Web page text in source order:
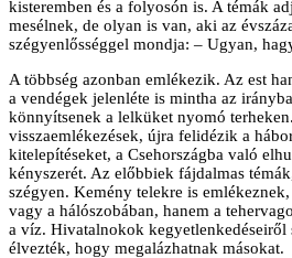
kisteremben és a folyosón is. A témák
mesélnek, de olyan is van, aki az
szégyenlősséggel mondja: – Ugyan,
A többség azonban emlékezik. Az est
a vendégek jelenléte is mintha az
könnyítsenek a lelküket nyomó
visszaemlékezések, újra felidézik a
kitelepítéseket, a Csehországba való
kényszerét. Az előbbiek fájdalmas
szégyen. Kemény telekre is
vagy a hálószobában, hanem a
a víz. Hivatalnokok kegyetlenkedéseiről
élvezték, hogy megalázhatnak másokat.